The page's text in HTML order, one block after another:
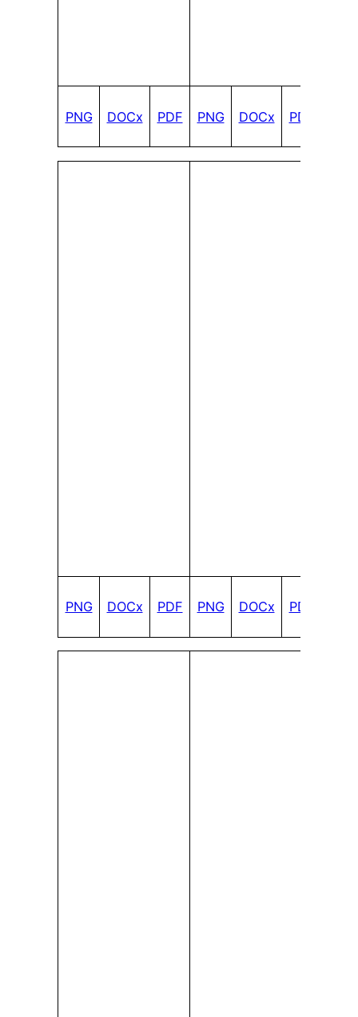
PNG DOCx PDF PNG DOCx PDF
PNG DOCx PDF PNG DOCx PDF